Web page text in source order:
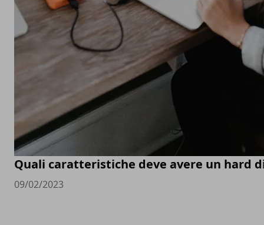
Quali caratteristiche deve avere un hard
09/02/2023